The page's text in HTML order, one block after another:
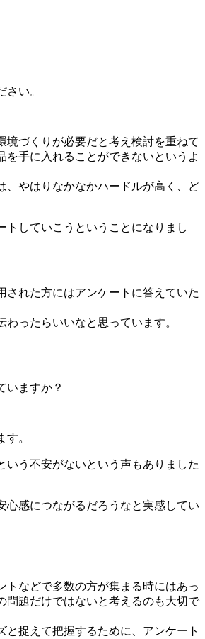
い。
づくりが必要だと考え検討を重ねて
手に入れることができないというよ
、やはりなかなかハードルが高く、ど
していこうということになりまし
された方にはアンケートに答えていた
ったらいいなと思っています。
いますか？
。
う不安がないという声もありました
心感につながるだろうなと実感してい
などで多数の方が集まる時にはあっ
問題だけではないと考えるのも大切で
捉えて把握するために、アンケート